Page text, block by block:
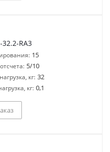
RA3
15
5/10
кг: 32
кг: 0,1